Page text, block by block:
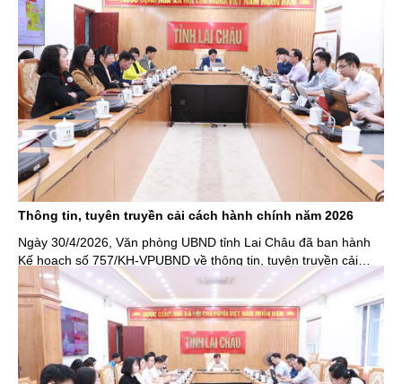
Thông tin, tuyên truyền cải cách hành chính năm 2026
Ngày 30/4/2026, Văn phòng UBND tỉnh Lai Châu đã ban hành
Kế hoạch số 757/KH-VPUBND về thông tin, tuyên truyền cải
cách hành chính năm 2026.